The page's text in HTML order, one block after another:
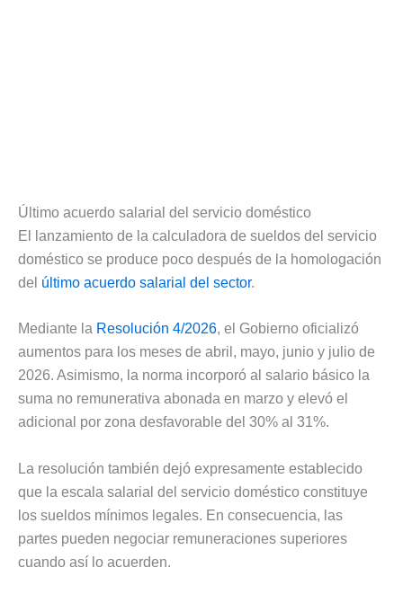
Último acuerdo salarial del servicio doméstico
El lanzamiento de la calculadora de sueldos del servicio
doméstico se produce poco después de la homologación
del último acuerdo salarial del sector.
Mediante la Resolución 4/2026, el Gobierno oficializó
aumentos para los meses de abril, mayo, junio y julio de
2026. Asimismo, la norma incorporó al salario básico la
suma no remunerativa abonada en marzo y elevó el
adicional por zona desfavorable del 30% al 31%.
La resolución también dejó expresamente establecido
que la escala salarial del servicio doméstico constituye
los sueldos mínimos legales. En consecuencia, las
partes pueden negociar remuneraciones superiores
cuando así lo acuerden.